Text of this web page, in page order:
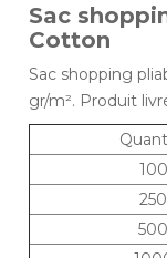
Sac
Cotton
Sac shopping
gr/m². Produit
100
250
500